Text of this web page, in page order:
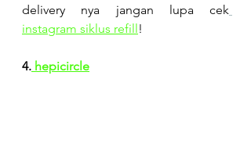
delivery nya jangan lupa cek
instagram siklus refill!
4. hepicircle